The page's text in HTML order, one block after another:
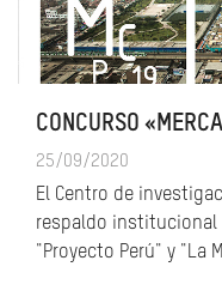
CONCURSO
25/09/2020
El Centro de
respaldo institucional
"Proyecto Perú" y "La